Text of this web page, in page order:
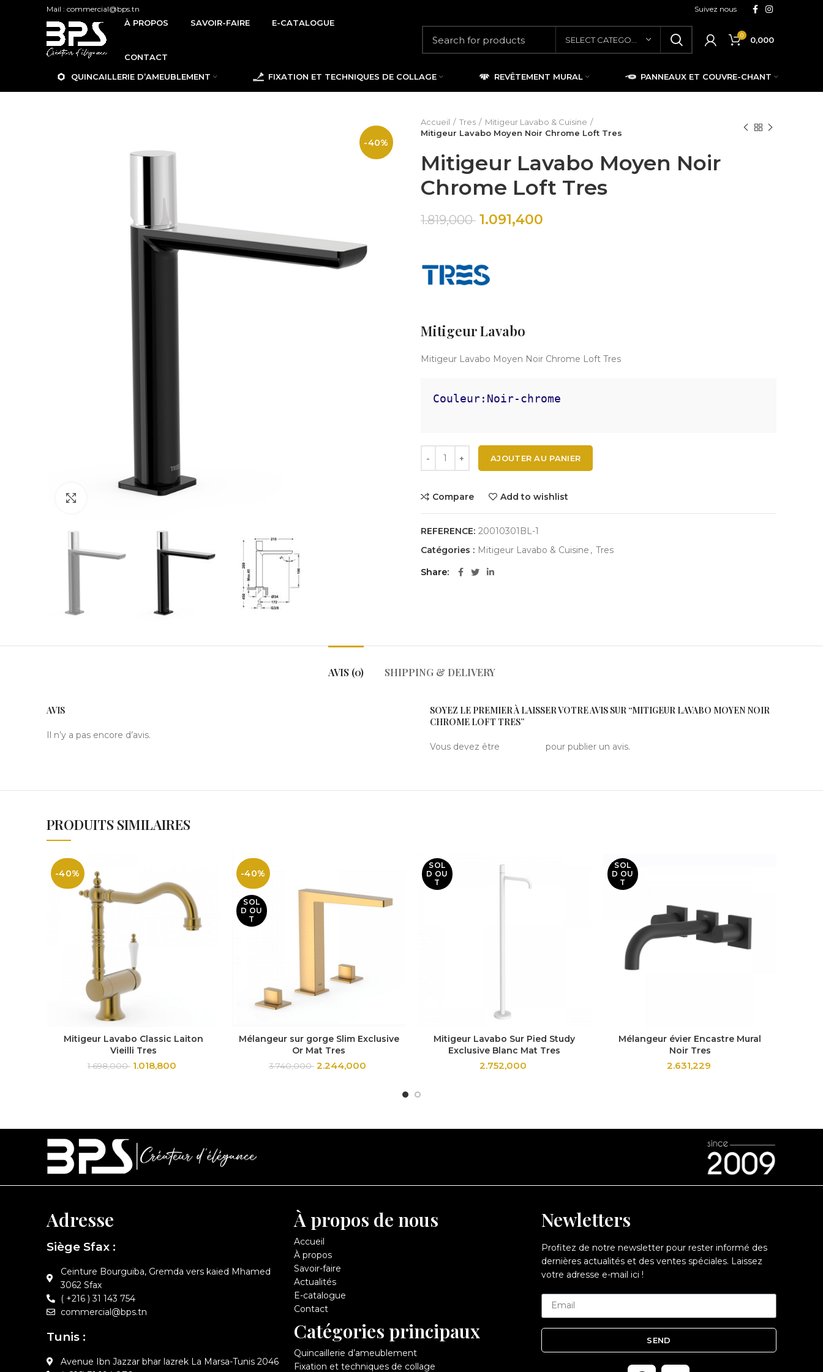
Mail : commercial@bps.tn Suivez nous
À PROPOS SAVOIR-FAIRE E-CATALOGUE
CONTACT
0 0,000
QUINCAILLERIE D’AMEUBLEMENT FIXATION ET TECHNIQUES DE COLLAGE REVÊTEMENT MURAL PANNEAUX ET COUVRE-CHANT
-40%
Click to enlarge
Accueil Tres
Mitigeur Lavabo & Cuisine
Mitigeur Lavabo Moyen Noir Chrome Loft Tres
Mitigeur Lavabo Moyen Noir
Chrome Loft Tres
1.819,000 1.091,400
Mitigeur Lavabo
Mitigeur Lavabo Moyen Noir Chrome Loft Tres
Couleur:Noir-chrome
AJOUTER AU PANIER
Compare Add to wishlist
REFERENCE: 20010301BL-1
Catégories : Mitigeur Lavabo & Cuisine , Tres
Share
AVIS (0) SHIPPING & DELIVERY
AVIS
Il n’y a pas encore d’avis.
SOYEZ LE PREMIER À LAISSER VOTRE AVIS SUR “MITIGEUR LAVABO MOYEN NOIR
CHROME LOFT TRES”
Vous devez être pour publier un avis.
PRODUITS SIMILAIRES
-40%
Mitigeur Lavabo Classic Laiton
Vieilli Tres
1.698,000 1.018,800
-40%
SOL
D OU
T
Mélangeur sur gorge Slim Exclusive
Or Mat Tres
3.740,000 2.244,000
SOL
D OU
T
Mitigeur Lavabo Sur Pied Study
Exclusive Blanc Mat Tres
2.752,000
SOL
D OU
T
Mélangeur évier Encastre Mural
Noir Tres
2.631,229
Adresse
Siège Sfax :
Ceinture Bourguiba, Gremda vers kaied Mhamed
3062 Sfax
( +216 ) 31 143 754
commercial@bps.tn
Tunis :
Avenue Ibn Jazzar bhar lazrek La Marsa-Tunis 2046
À propos de nous
Accueil
À propos
Savoir-faire
Actualités
E-catalogue
Contact
Catégories principaux
Quincaillerie d’ameublement
Fixation et techniques de collage
Newletters
Profitez de notre newsletter pour rester informé des
dernières actualités et des ventes spéciales. Laissez
votre adresse e-mail ici !
SEND